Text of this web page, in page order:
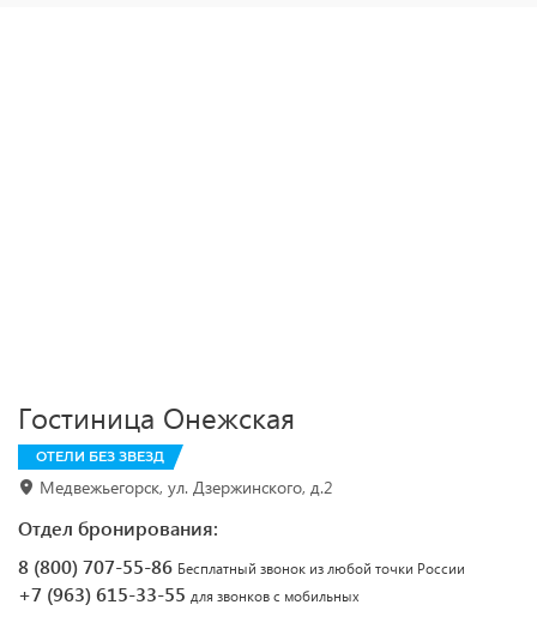
Гостиница Онежская
ОТЕЛИ БЕЗ ЗВЕЗД
Медвежьегорск, ул. Дзержинского, д.2
Отдел бронирования:
8 (800) 707-55-86 Бесплатный звонок из любой точки России
+7 (963) 615-33-55 для звонков с мобильных